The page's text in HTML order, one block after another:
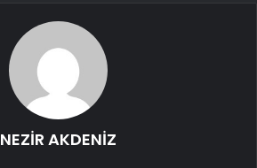
NEZİR AKDENİZ